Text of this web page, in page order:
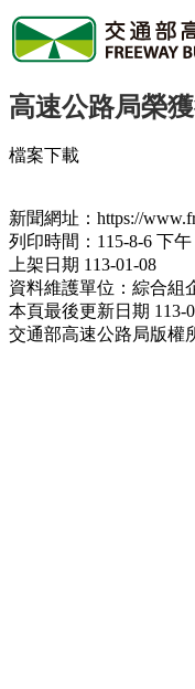
高速公路局榮
檔案下載
新聞網址：https://
列印時間：115-8-6 下午
上架日期 113-01-08
資料維護單位：綜合組
本頁最後更新日期 113-
交通部高速公路局版權